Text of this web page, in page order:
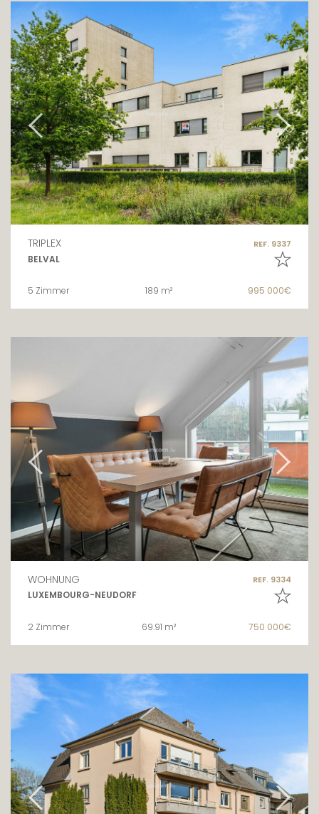
TRIPLEX REF. 9337
BELVAL
5 Zimmer 189 m² 995 000€
WOHNUNG REF. 9334
LUXEMBOURG-NEUDORF
2 Zimmer 69.91 m² 750 000€